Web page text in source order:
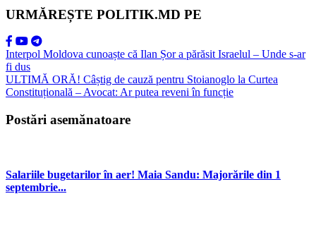
URMĂREȘTE POLITIK.MD PE
Interpol Moldova cunoaște că Ilan Șor a părăsit Israelul – Unde s-ar
fi dus
ULTIMĂ ORĂ! Câștig de cauză pentru Stoianoglo la Curtea
Constituțională – Avocat: Ar putea reveni în funcție
Postări asemănatoare
Salariile bugetarilor în aer! Maia Sandu: Majorările din 1
septembrie...